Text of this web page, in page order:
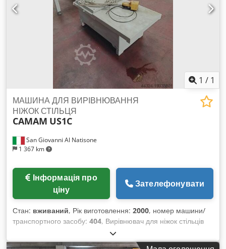
1 / 1
San Giovanni Al Natisone
1 367 km
МАШИНА ДЛЯ ВИРІВНЮВАННЯ
НІЖОК СТІЛЬЦЯ
CAMAM US1C
ціну
Зателефонувати
Стан: вживаний, Рік виготовлення: 2000, номер машини/
транспортного засобу: 404, Вирівнювач для ніжок стільців
CAMAM мод. US1C – згідно з нормами CE – вживаний
Chodpfewrcx Hex Acaea - Серійний номер: 404 - Рік